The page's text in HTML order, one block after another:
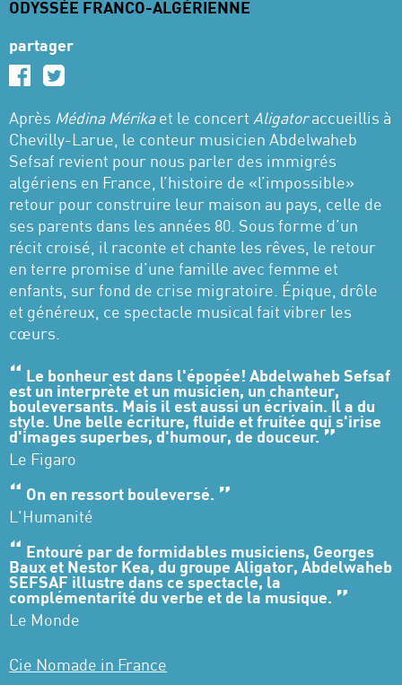
ODYSSÉE FRANCO-ALGÉRIENNE
partager
Après Médina Mérika et le concert Aligatoraccueillis à
Chevilly-Larue, le conteur musicien Abdelwaheb
Sefsaf revient pour nous parler des immigrés
algériens en France, l’histoire de «l’impossible»
retour pour construire leur maison au pays, celle de
ses parents dans les années 80. Sous forme d’un
récit croisé, il raconte et chante les rêves, le retour
en terre promise d’une famille avec femme et
enfants, sur fond de crise migratoire. Épique, drôle
et généreux, ce spectacle musical fait vibrer les
cœurs.
Le bonheur est dans l'épopée! Abdelwaheb Sefsaf
est un interprète et un musicien, un chanteur,
bouleversants. Mais il est aussi un écrivain. Il a du
style. Une belle écriture, fluide et fruitée qui s'irise
d'images superbes, d'humour, de douceur.
Le Figaro
On en ressort bouleversé.
L'Humanité
Entouré par de formidables musiciens, Georges
Baux et Nestor Kea, du groupe Aligator, Abdelwaheb
SEFSAF illustre dans ce spectacle, la
complémentarité du verbe et de la musique.
Le Monde
Cie Nomade in France